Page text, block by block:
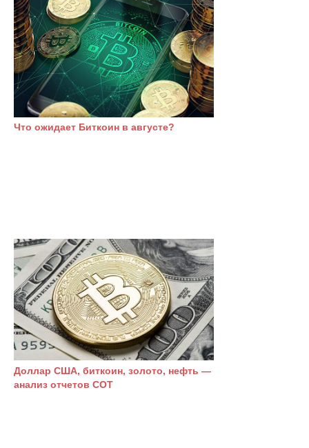
Что ожидает Биткоин в августе?
Доллар США, биткоин, золото, нефть —
анализ отчетов СОТ